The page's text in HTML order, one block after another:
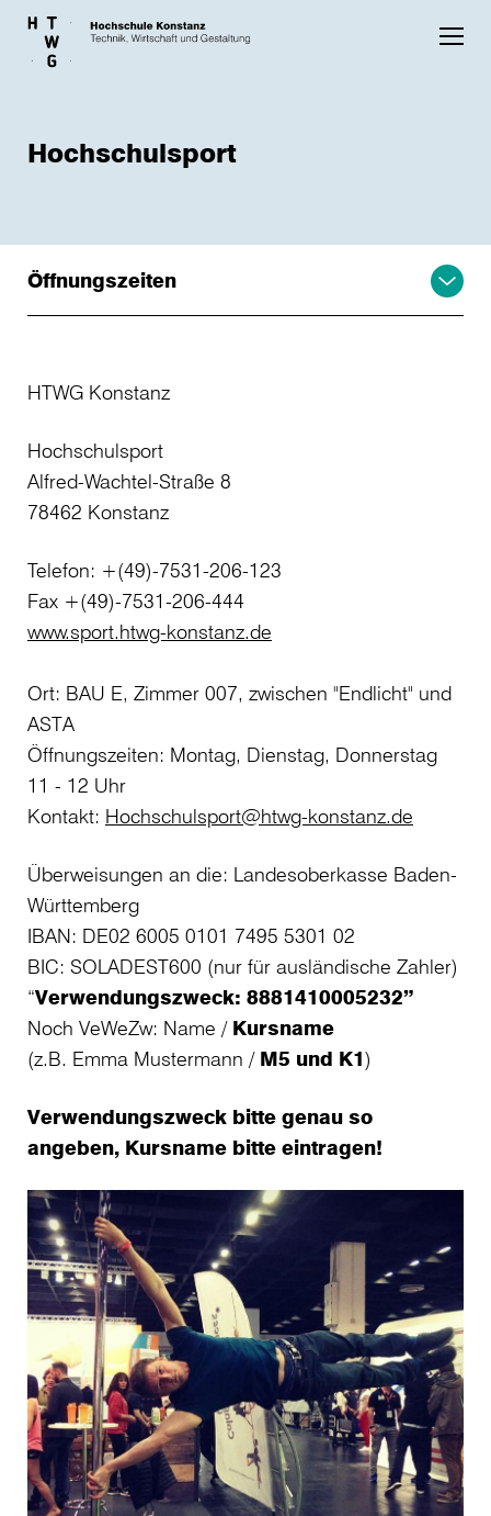
Skip to main content
Hochschulsport
Öffnungszeiten
HTWG Konstanz
Hochschulsport
Alfred-Wachtel-Straße 8
78462 Konstanz
Telefon: +(49)-7531-206-123
Fax +(49)-7531-206-444
www.sport.htwg-konstanz.de
Ort: BAU E, Zimmer 007, zwischen "Endlicht" und
ASTA
Öffnungszeiten: Montag, Dienstag, Donnerstag
11 - 12 Uhr
Kontakt: Hochschulsport@htwg-konstanz.de
Überweisungen an die: Landesoberkasse Baden-
Württemberg
IBAN: DE02 6005 0101 7495 5301 02
BIC: SOLADEST600 (nur für ausländische Zahler)
“Verwendungszweck: 8881410005232”
Noch VeWeZw: Name / Kursname
(z.B. Emma Mustermann / M5 und K1)
Verwendungszweck bitte genau so
angeben, Kursname bitte eintragen!